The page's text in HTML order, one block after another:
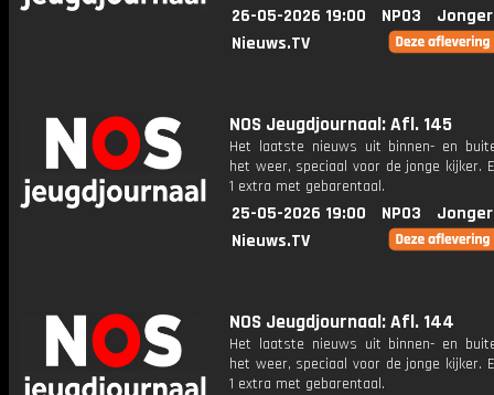
26-05-2026 19:00 NPO3
Nieuws.TV
NOS Jeugdjournaal: Afl. 145
Het laatste nieuws uit binnen- en
het weer, speciaal voor de jonge kijker.
1 extra met gebarentaal.
25-05-2026 19:00 NPO3
Nieuws.TV
NOS Jeugdjournaal: Afl. 144
Het laatste nieuws uit binnen- en
het weer, speciaal voor de jonge kijker.
1 extra met gebarentaal.